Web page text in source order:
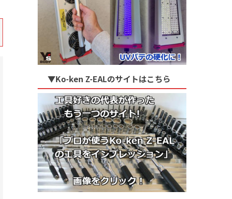
▼Ko-ken Z-EALのサイトはこちら